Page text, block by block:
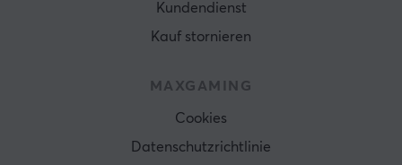
Kundendienst
Kauf stornieren
MAXGAMING
Cookies
Datenschutzrichtlinie